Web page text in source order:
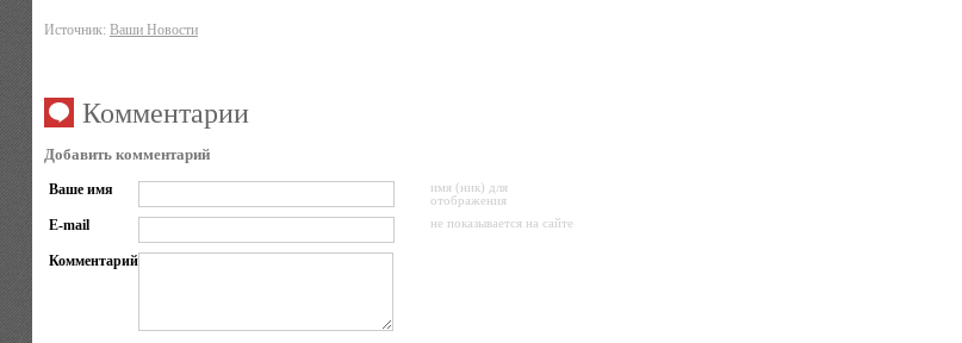
Источник: Ваши Новости
Комментарии
Добавить комментарий
Ваше имя
имя (ник) для
отображения
E-mail не показывается на сайте
Комментарий